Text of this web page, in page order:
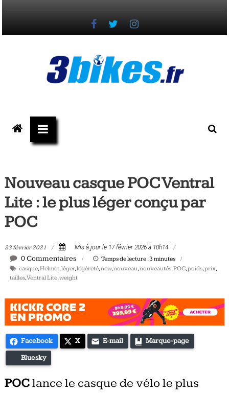
votre
magazine
Gravel
&
Triathlon
les
jours,
votre
vélo
triathlon
Nouveau casque POC Ventral
Lite : le plus léger conçu par
POC
23 février 2021 Mis à jour le 17 février 2026 à 10h14
0 Commentaires Temps de lecture :3 minutes
casque,Helmet,léger,légèreté,new,nouveau,nouveautés,POC,poids,prix,
tailles,Ventral Lite,weight
Facebook X E-mail Marque-page
Bluesky
POClance le casque de vélo le plus